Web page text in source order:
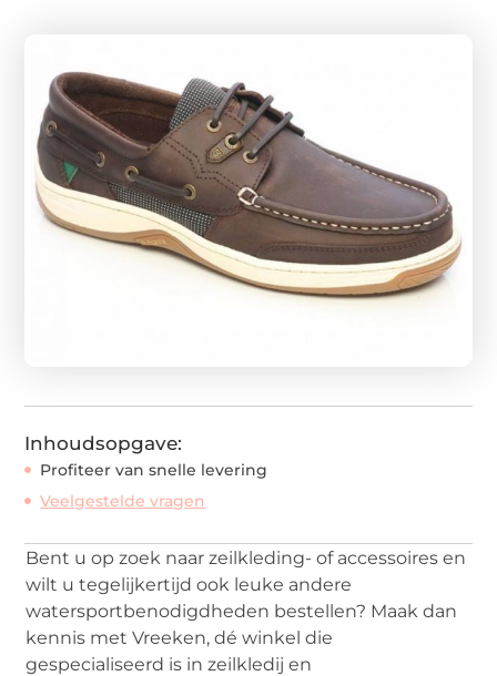
Inhoudsopgave:
Profiteer van snelle levering
Veelgestelde vragen
Bent u op zoek naar zeilkleding- of accessoires en
wilt u tegelijkertijd ook leuke andere
watersportbenodigdheden bestellen? Maak dan
kennis met Vreeken, dé winkel die
gespecialiseerd is in zeilkledij en